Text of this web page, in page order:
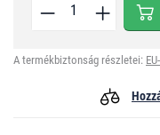
A termékbiztonság részletei: